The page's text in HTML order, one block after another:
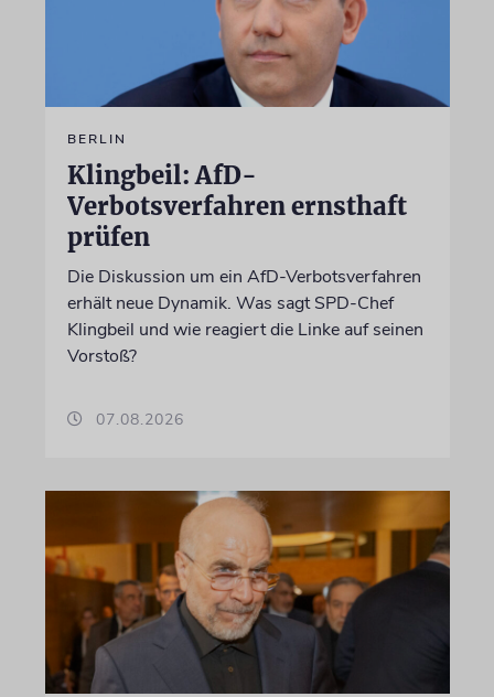
BERLIN
Klingbeil: AfD-
Verbotsverfahren ernsthaft
prüfen
Die Diskussion um ein AfD-Verbotsverfahren
erhält neue Dynamik. Was sagt SPD-Chef
Klingbeil und wie reagiert die Linke auf seinen
Vorstoß?
07.08.2026